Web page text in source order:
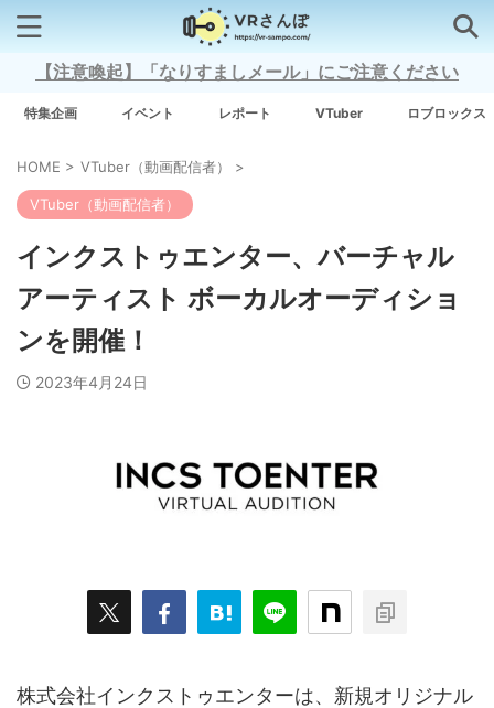
検索はコチラから
Grow A Garden（庭を成長させる）
BitStar（ぶいらいぶ） CG(2D/3D)
PR/提供 Roblox Steam TGS VRChat
アミューズメント イベント オーディション
【注意喚起】「なりすましメール」にご注意ください
特集企画 イベント レポート VTuber ロブロックス
HOME > VTuber（動画配信者） >
VTuber（動画配信者）
インクストゥエンター、バーチャル
アーティスト ボーカルオーディショ
ンを開催！
2023年4月24日
株式会社インクストゥエンターは、新規オリジナル